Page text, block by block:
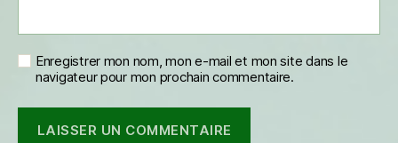
Enregistrer mon nom, mon e-mail et mon site dans le
navigateur pour mon prochain commentaire.